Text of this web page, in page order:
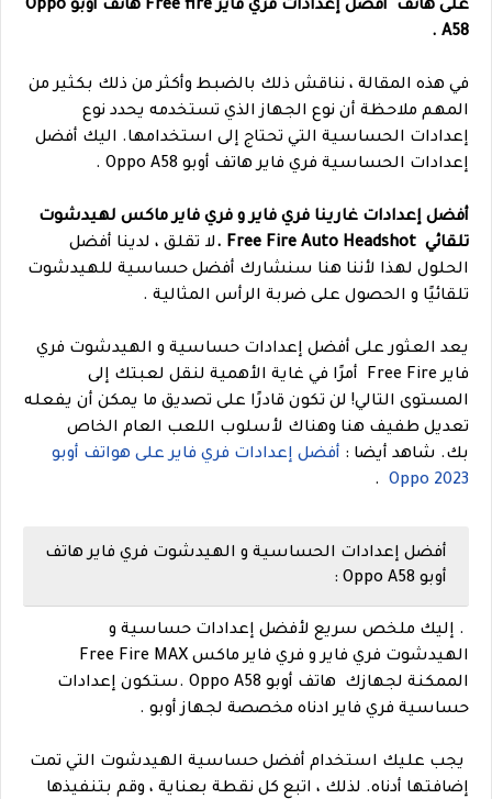
على هاتف
أفضل إعدادات فري فاير Free fire
هاتف أوبو Oppo
A58 .
في هذه المقالة ، نناقش ذلك بالضبط وأكثر من ذلك بكثير من
المهم ملاحظة أن نوع الجهاز الذي تستخدمه يحدد نوع
إعدادات الحساسية التي تحتاج إلى استخدامها. اليك أفضل
إعدادات الحساسية فري فاير هاتف أوبو Oppo A58 .
أفضل إعدادات غارينا فري فاير و فري فاير ماكس لهيدشوت
تلقائي Free Fire Auto Headshot .
لا تقلق ، لدينا أفضل
الحلول لهذا لأننا هنا سنشارك أفضل حساسية للهيدشوت
تلقائيًا و الحصول على ضربة الرأس المثالية .
يعد العثور على أفضل إعدادات حساسية و الهيدشوت فري
فاير Free Fire أمرًا في غاية الأهمية لنقل لعبتك إلى
المستوى التالي! لن تكون قادرًا على تصديق ما يمكن أن يفعله
تعديل طفيف هنا وهناك لأسلوب اللعب العام الخاص
بك. شاهد أيضا : أفضل إعدادات فري فاير على هواتف أوبو
Oppo 2023
.
أفضل إعدادات الحساسية و الهيدشوت فري فاير هاتف
أوبو Oppo A58 :
. إليك ملخص سريع لأفضل إعدادات حساسية و
الهيدشوت فري فاير و فري فاير ماكس Free Fire MAX
الممكنة لجهازك
هاتف أوبو Oppo A58 . ستكون إعدادات
حساسية فري فاير ادناه مخصصة لجهاز أوبو .
يجب عليك استخدام أفضل حساسية الهيدشوت التي تمت
إضافتها أدناه. لذلك ، اتبع كل نقطة بعناية ، وقم بتنفيذها